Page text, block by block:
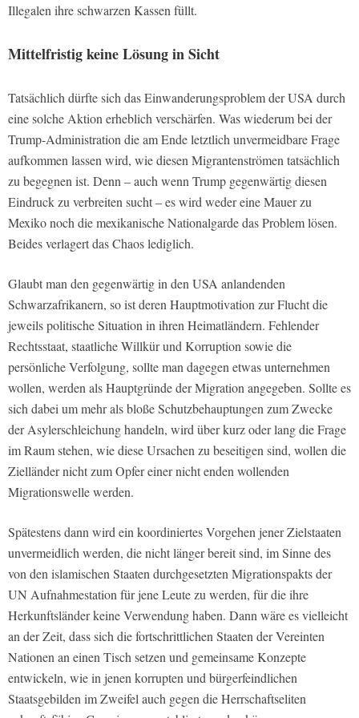
Illegalen ihre schwarzen Kassen füllt.
Mittelfristig keine Lösung in Sicht
Tatsächlich dürfte sich das Einwanderungsproblem der USA durch
eine solche Aktion erheblich verschärfen. Was wiederum bei der
Trump-Administration die am Ende letztlich unvermeidbare Frage
aufkommen lassen wird, wie diesen Migrantenströmen tatsächlich
zu begegnen ist. Denn – auch wenn Trump gegenwärtig diesen
Eindruck zu verbreiten sucht – es wird weder eine Mauer zu
Mexiko noch die mexikanische Nationalgarde das Problem lösen.
Beides verlagert das Chaos lediglich.
Glaubt man den gegenwärtig in den USA anlandenden
Schwarzafrikanern, so ist deren Hauptmotivation zur Flucht die
jeweils politische Situation in ihren Heimatländern. Fehlender
Rechtsstaat, staatliche Willkür und Korruption sowie die
persönliche Verfolgung, sollte man dagegen etwas unternehmen
wollen, werden als Hauptgründe der Migration angegeben. Sollte es
sich dabei um mehr als bloße Schutzbehauptungen zum Zwecke
der Asylerschleichung handeln, wird über kurz oder lang die Frage
im Raum stehen, wie diese Ursachen zu beseitigen sind, wollen die
Zielländer nicht zum Opfer einer nicht enden wollenden
Migrationswelle werden.
Spätestens dann wird ein koordiniertes Vorgehen jener Zielstaaten
unvermeidlich werden, die nicht länger bereit sind, im Sinne des
von den islamischen Staaten durchgesetzten Migrationspakts der
UN Aufnahmestation für jene Leute zu werden, für die ihre
Herkunftsländer keine Verwendung haben. Dann wäre es vielleicht
an der Zeit, dass sich die fortschrittlichen Staaten der Vereinten
Nationen an einen Tisch setzen und gemeinsame Konzepte
entwickeln, wie in jenen korrupten und bürgerfeindlichen
Staatsgebilden im Zweifel auch gegen die Herrschaftseliten